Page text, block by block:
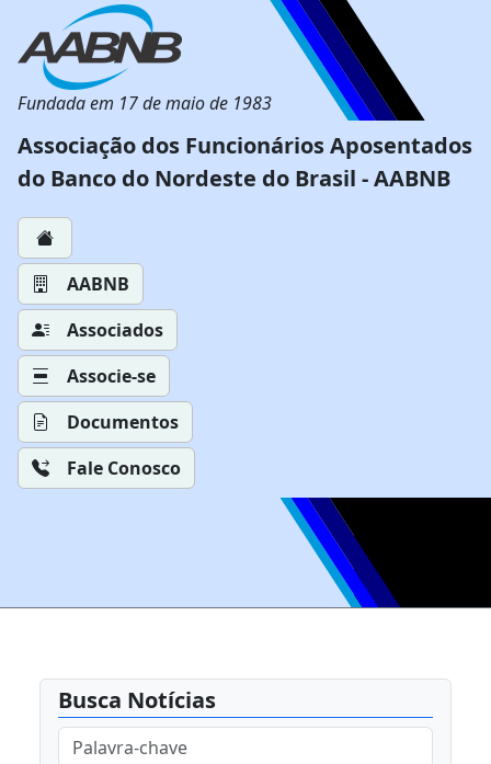
Fundada em 17 de maio de 1983
Associação dos Funcionários Aposentados
do Banco do Nordeste do Brasil - AABNB
AABNB
Associados
Associe-se
Documentos
Fale Conosco
Busca Notícias